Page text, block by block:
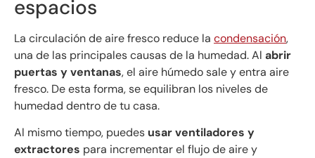
espacios
La circulación de aire fresco reduce la condensación,
una de las principales causas de la humedad. Al abrir
puertas y ventanas, el aire húmedo sale y entra aire
fresco. De esta forma, se equilibran los niveles de
humedad dentro de tu casa.
Al mismo tiempo, puedes usar ventiladores y
extractores para incrementar el flujo de aire y